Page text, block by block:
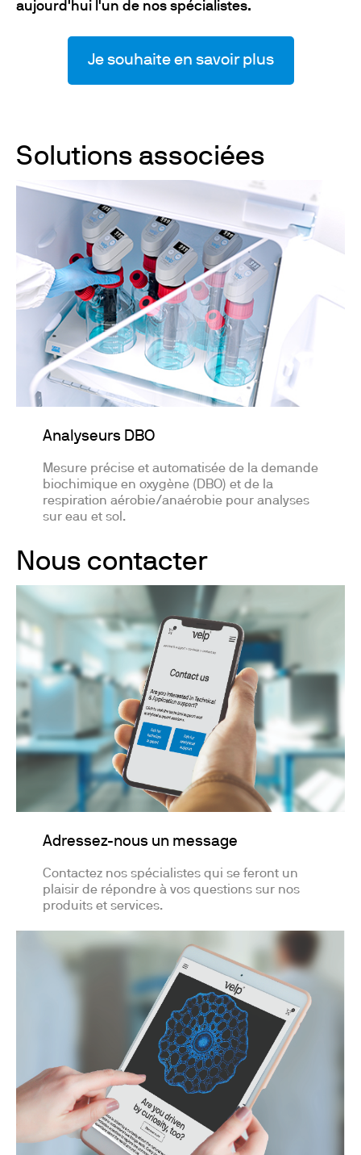
aujourd'hui l'un de nos spécialistes.
Je souhaite en savoir plus
Solutions associées
Analyseurs DBO
Mesure précise et automatisée de la demande
biochimique en oxygène (DBO) et de la
respiration aérobie/anaérobie pour analyses
sur eau et sol.
Nous contacter
Adressez-nous un message
Contactez nos spécialistes qui se feront un
plaisir de répondre à vos questions sur nos
produits et services.